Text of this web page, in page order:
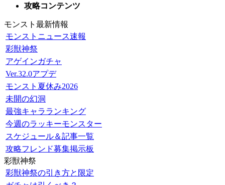
攻略コンテンツ
モンスト最新情報
モンストニュース速報
彩獣神祭
アゲインガチャ
Ver.32.0アプデ
モンスト夏休み2026
未開の幻洞
最強キャラランキング
今週のラッキーモンスター
スケジュール＆記事一覧
攻略フレンド募集掲示板
彩獣神祭
彩獣神祭の引き方と限定